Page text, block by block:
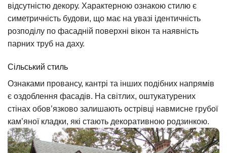
відсутністю декору. Характерною ознакою стилю є
симетричність будови, що має на увазі ідентичність
розподілу по фасадній поверхні вікон та наявність
парних труб на даху.
Сільський стиль
Ознаками провансу, кантрі та інших подібних напрямів
є оздоблення фасадів. На світлих, оштукатурених
стінах обов’язково залишають острівці навмисне грубої
кам’яної кладки, які стають декоративною родзинкою.